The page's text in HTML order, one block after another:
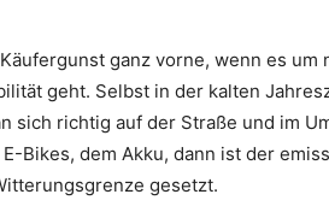
ganz vorne, wenn es
geht. Selbst in der kalten
sich richtig auf der Straße und im
Bikes, dem Akku, dann ist der
gesetzt.